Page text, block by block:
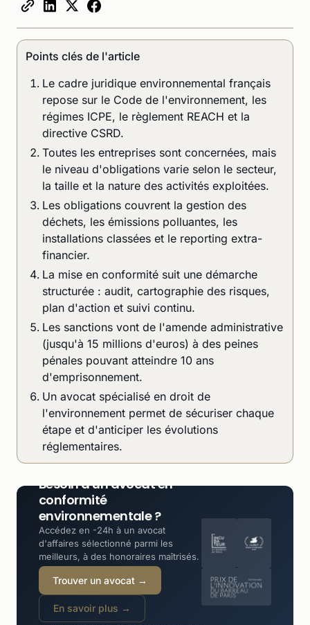
Points clés de l'article
Le cadre juridique environnemental français
repose sur le Code de l'environnement, les
régimes ICPE, le règlement REACH et la
directive CSRD.
Toutes les entreprises sont concernées, mais
le niveau d'obligations varie selon le secteur,
la taille et la nature des activités exploitées.
Les obligations couvrent la gestion des
déchets, les émissions polluantes, les
installations classées et le reporting extra-
financier.
La mise en conformité suit une démarche
structurée : audit, cartographie des risques,
plan d'action et suivi continu.
Les sanctions vont de l'amende administrative
(jusqu'à 15 millions d'euros) à des peines
pénales pouvant atteindre 10 ans
d'emprisonnement.
Un avocat spécialisé en droit de
l'environnement permet de sécuriser chaque
étape et d'anticiper les évolutions
réglementaires.
Besoin d'un avocat en
conformité
environnementale ?
Accédez en -24h à un avocat
d'affaires sélectionné parmi les
meilleurs, à des honoraires maîtrisés.
Trouver un avocat →
En savoir plus →